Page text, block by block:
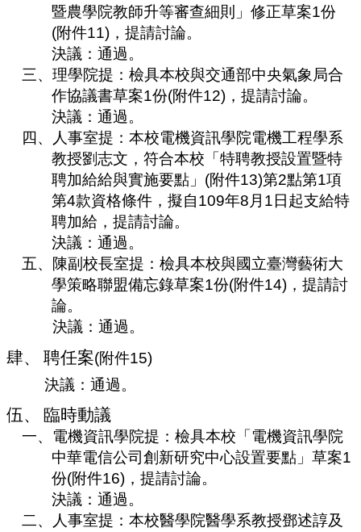
暨農學院教師升等審查細則 」修正草案1份
(附件11) ，提請討論。
決議：通過。
三、 理學院提：檢具本校與交通部中央氣象局合
作協議書草案1份(附件12) ，提請討論。
決議：通過。
四、
人事室提：本校電機資訊學院電機工程學系
教授劉志文，符合本校「特聘教授設置暨特
聘加給給與實施要點」 (附件13)第2點第1項
第4款資格條件，擬自109年8 月 1 日起支給特
聘加給，提請討論。
決議：通過。
五、
陳副校長室提：檢具本校與國立臺灣藝術大
學策略聯盟備忘錄草案1份(附件14) ，提請討
論。
決議：通過。
肆、 聘任案(附件15)
決議：通過。
伍、 臨時動議
一、 電機資訊學院提： 檢具本校「電機資訊學院
中華電信公司創新研究中心設置要點」草案1
份(附件16) ，提請討論。
決議：通過。
二、
人事室提：本校醫學院醫學系教授鄧述諄及